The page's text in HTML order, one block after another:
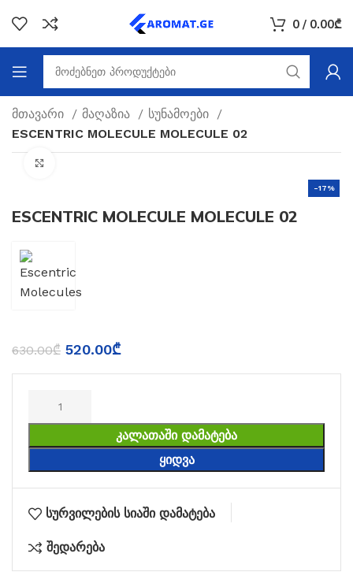
0 / 0.00₾
მთავარი მაღაზია
სუნამოები
ESCENTRIC MOLECULE MOLECULE 02
-17%
ESCENTRIC MOLECULE MOLECULE 02
630.00₾ 520.00₾
ᲙᲐᲚᲐᲗᲐᲨᲘ ᲓᲐᲛᲐᲢᲔᲑᲐ
ᲧᲘᲓᲕᲐ
სურვილების სიაში დამატება
შედარება